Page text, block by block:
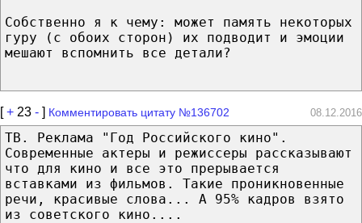
Собственно я к чему: может память некоторых
гуру (с обоих сторон) их подводит и эмоции
мешают вспомнить все детали?
[+ 23 - ] Комментировать цитату №136702 08.12.2016
ТВ. Реклама "Год Российского кино".
Современные актеры и режиссеры рассказывают
что для кино и все это прерывается
вставками из фильмов. Такие проникновенные
речи, красивые слова... А 95% кадров взято
из советского кино....